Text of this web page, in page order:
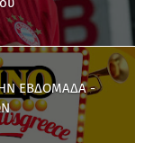
ΕΒΔΟΜΑΔΑ -